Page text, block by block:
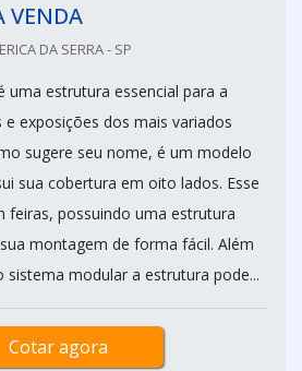
VENDA
DA SERRA - SP
uma estrutura essencial para a
exposições dos mais variados
sugere seu nome, é um modelo
sua cobertura em oito lados. Esse
feiras, possuindo uma estrutura
montagem de forma fácil. Além
sistema modular a estrutura pode...
Cotar agora